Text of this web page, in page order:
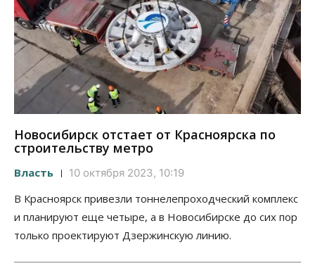
Новосибирск отстает от Красноярска по
строительству метро
Власть 10 октября 2023, 10:19
В Красноярск привезли тоннелепроходческий комплекс
и планируют еще четыре, а в Новосибирске до сих пор
только проектируют Дзержинскую линию.